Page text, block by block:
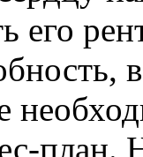
его
план.